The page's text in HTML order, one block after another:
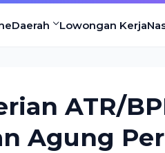
Daerah Lowongan Kerja
ATR/
Agung